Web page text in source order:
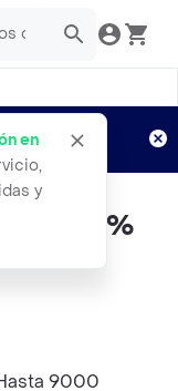
en
y
Aplican TyC
Kiwi 5%
9000